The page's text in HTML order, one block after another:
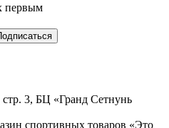
первым
стр. 3, БЦ «Гранд Сетнунь
спортивных товаров «Это